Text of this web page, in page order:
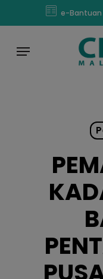
content
e-Bantuan
Menu